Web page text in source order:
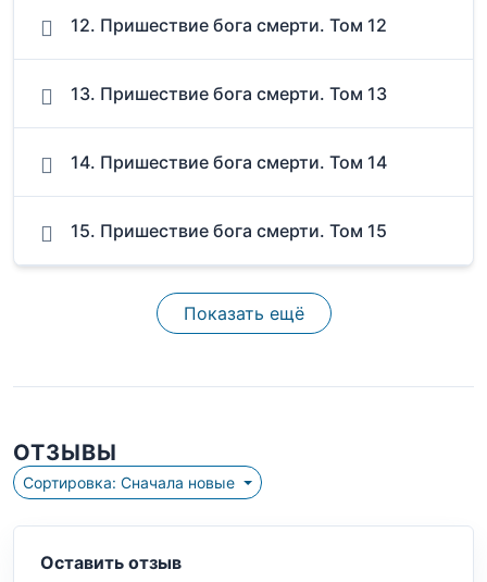
12. Пришествие бога смерти. Том 12
13. Пришествие бога смерти. Том 13
14. Пришествие бога смерти. Том 14
15. Пришествие бога смерти. Том 15
Показать ещё
ОТЗЫВЫ
Сортировка: Сначала новые
Оставить отзыв